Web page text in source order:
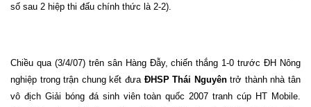
số sau 2 hiệp thi đấu chính thức là 2-2).
Chiều qua (3/4/07) trên sân Hàng Đẫy, chiến thắng 1-0 trước ĐH Nông
nghiệp trong trận chung kết đưa ĐHSP Thái Nguyêntrở thành nhà tân
vô địch Giải bóng đá sinh viên toàn quốc 2007 tranh cúp HT Mobile.